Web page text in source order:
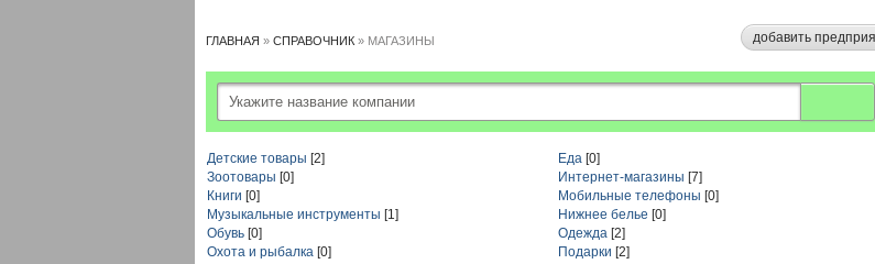
ГЛАВНАЯ » СПРАВОЧНИК » МАГАЗИНЫ
Детские товары [2] Еда [0]
Зоотовары [0] Интернет-магазины [7]
Книги [0] Мобильные телефоны [0]
Музыкальные инструменты [1] Нижнее белье [0]
Обувь [0] Одежда [2]
Охота и рыбалка [0] Подарки [2]
добавить